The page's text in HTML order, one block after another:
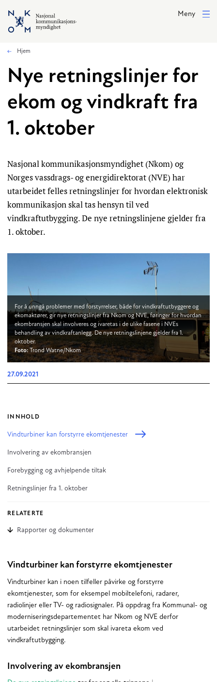
Hopp til hovedinnhold
Meny
Hjem
Nye retningslinjer for
ekom og vindkraft fra
1. oktober
Nasjonal kommunikasjonsmyndighet (Nkom) og
Norges vassdrags- og energidirektorat (NVE) har
utarbeidet felles retningslinjer for hvordan elektronisk
kommunikasjon skal tas hensyn til ved
vindkraftutbygging. De nye retningslinjene gjelder fra
1. oktober.
For å unngå problemer med forstyrrelser, både for vindkraftutbyggere og
ekomaktører, gir nye retningslinjer fra Nkom og NVE, føringer for hvordan
ekombransjen skal involveres og ivaretas i de ulike fasene i NVEs
behandling av vindkraftanlegg. De nye retningslinjene gjelder fra 1.
oktober.
Foto: Trond Watne/Nkom
27.09.2021
INNHOLD
Vindturbiner kan forstyrre ekomtjenester
Involvering av ekombransjen
Forebygging og avhjelpende tiltak
Retningslinjer fra 1. oktober
RELATERTE
Rapporter og dokumenter
Vindturbiner kan forstyrre ekomtjenester
Vindturbiner kan i noen tilfeller påvirke og forstyrre
ekomtjenester, som for eksempel mobiltelefoni, radarer,
radiolinjer eller TV- og radiosignaler. På oppdrag fra Kommunal- og
moderniseringsdepartementet har Nkom og NVE derfor
utarbeidet retningslinjer som skal ivareta ekom ved
vindkraftutbygging.
Involvering av ekombransjen